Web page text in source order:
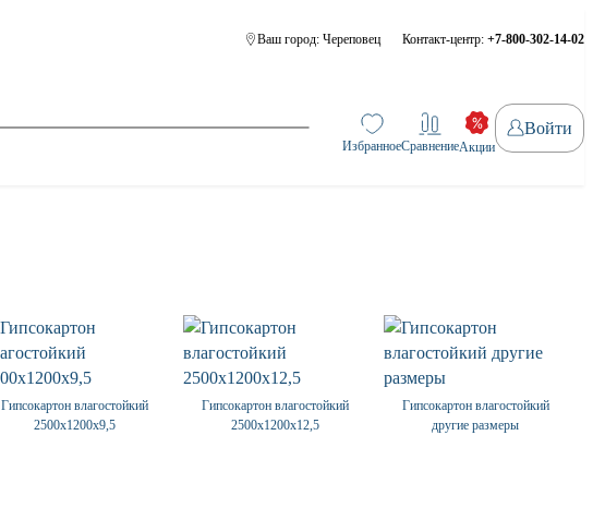
Ваш город: Череповец Контакт-центр: +7-800-302-14-02
ИзбранноеСравнениеАкции
Войти
Гипсокартон влагостойкий
2500х1200х9,5
Гипсокартон влагостойкий
2500х1200х12,5
Гипсокартон влагостойкий
другие размеры